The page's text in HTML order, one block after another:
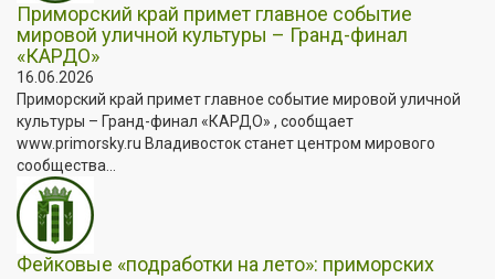
Приморский край примет главное событие
мировой уличной культуры – Гранд-финал
«КАРДО»
16.06.2026
Приморский край примет главное событие мировой уличной
культуры – Гранд-финал «КАРДО» , сообщает
www.primorsky.ru Владивосток станет центром мирового
сообщества...
Фейковые «подработки на лето»: приморских